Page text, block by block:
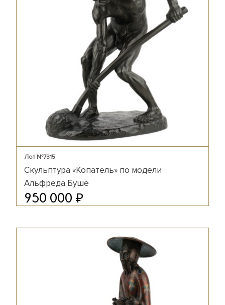
Лот №7315
Скульптура «Копатель» по модели
Альфреда Буше
950 000 ₽